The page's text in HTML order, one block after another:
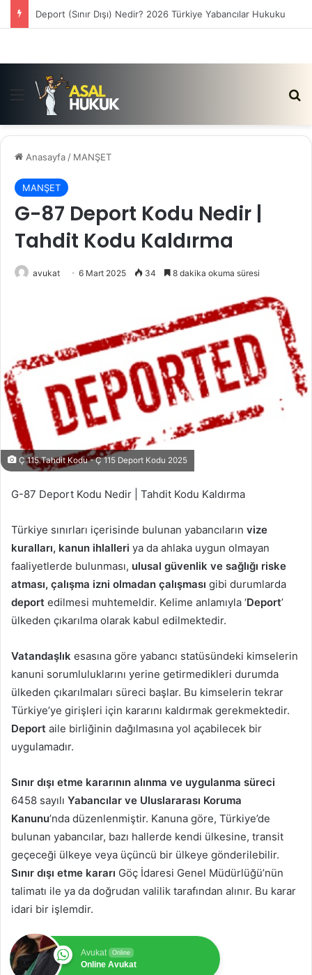
Satış Vaadi Sözleşmesi İptali Nedir?
Menü
Anasayfa / MANŞET
MANŞET
G-87 Deport Kodu Nedir |
Tahdit Kodu Kaldırma
avukat 6 Mart 2025 34 8 dakika okuma süresi
Ç 115 Tahdit Kodu - Ç 115 Deport Kodu 2025
G-87 Deport Kodu Nedir | Tahdit Kodu Kaldırma
Türkiye sınırları içerisinde bulunan yabancıların vize
kuralları, kanun ihlalleri ya da ahlaka uygun olmayan
faaliyetlerde bulunması, ulusal güvenlik ve sağlığı riske
atması, çalışma izni olmadan çalışması gibi durumlarda
deport edilmesi muhtemeldir. Kelime anlamıyla ‘Deport’
ülkeden çıkarılma olarak kabul edilmektedir.
Vatandaşlık esasına göre yabancı statüsündeki kimselerin
kanuni sorumluluklarını yerine getirmedikleri durumda
ülkeden çıkarılmaları süreci başlar. Bu kimselerin tekrar
Türkiye’ye girişleri için kararını kaldırmak gerekmektedir.
Deport aile birliğinin dağılmasına yol açabilecek bir
uygulamadır.
Sınır dışı etme kararının alınma ve uygulanma süreci
6458 sayılı Yabancılar ve Uluslararası Koruma
Kanunu’nda düzenlenmiştir. Kanuna göre, Türkiye’de
bulunan yabancılar, bazı hallerde kendi ülkesine, transit
geçeceği ülkeye veya üçüncü bir ülkeye gönderilebilir.
Sınır dışı etme kararı Göç İdaresi Genel Müdürlüğü’nün
talimatı ile ya da doğrudan valilik tarafından alınır. Bu karar
idari bir işlemdir.
Avukat Online
Online Avukat